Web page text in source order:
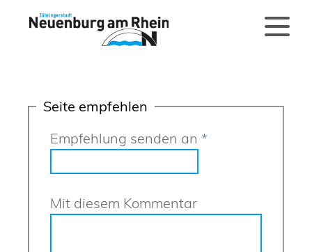
Seite empfehlen
Empfehlung senden an *
Mit diesem Kommentar